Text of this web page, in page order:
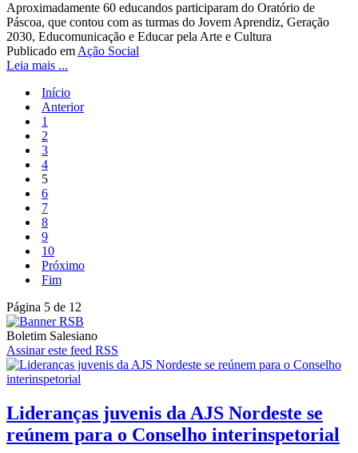
Aproximadamente 60 educandos participaram do Oratório de
Páscoa, que contou com as turmas do Jovem Aprendiz, Geração
2030, Educomunicação e Educar pela Arte e Cultura
Publicado em Ação Social
Leia mais ...
Início
Anterior
1
2
3
4
5
6
7
8
9
10
Próximo
Fim
Página 5 de 12
Boletim Salesiano
Assinar este feed RSS
Lideranças juvenis da AJS Nordeste se
reúnem para o Conselho interinspetorial